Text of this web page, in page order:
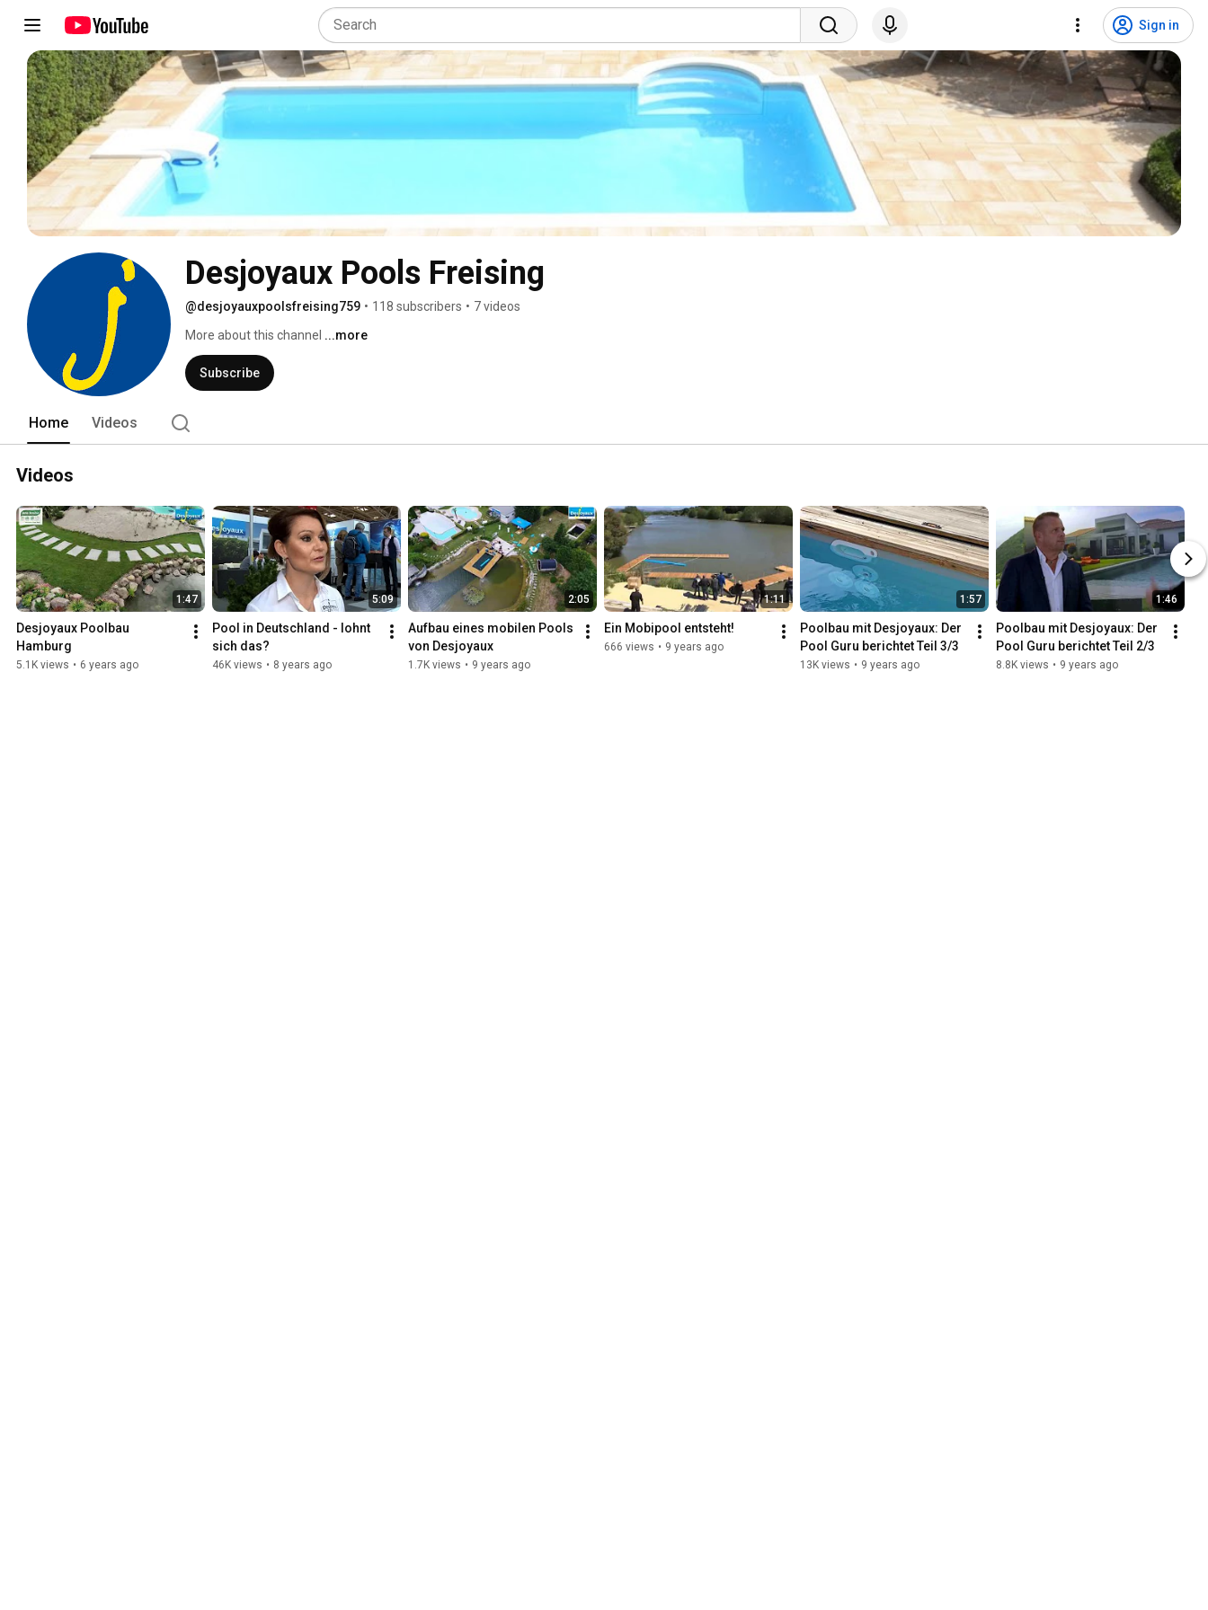
Sign in
Desjoyaux Pools Freising
@desjoyauxpoolsfreising759 • 118 subscribers • 7 videos
More about this channel ...more
Subscribe
Home Videos
Videos
1:47
Desjoyaux Poolbau
Hamburg
5.1K views • 6 years ago
5:09
Pool in Deutschland - lohnt
sich das?
46K views • 8 years ago
2:05
Aufbau eines mobilen Pools
von Desjoyaux
1.7K views • 9 years ago
1:11
Ein Mobipool entsteht!
666 views • 9 years ago
1:57
Poolbau mit Desjoyaux: Der
Pool Guru berichtet Teil 3/3
13K views • 9 years ago
1:46
Poolbau mit Desjoyaux: Der
Pool Guru berichtet Teil 2/3
8.8K views • 9 years ago